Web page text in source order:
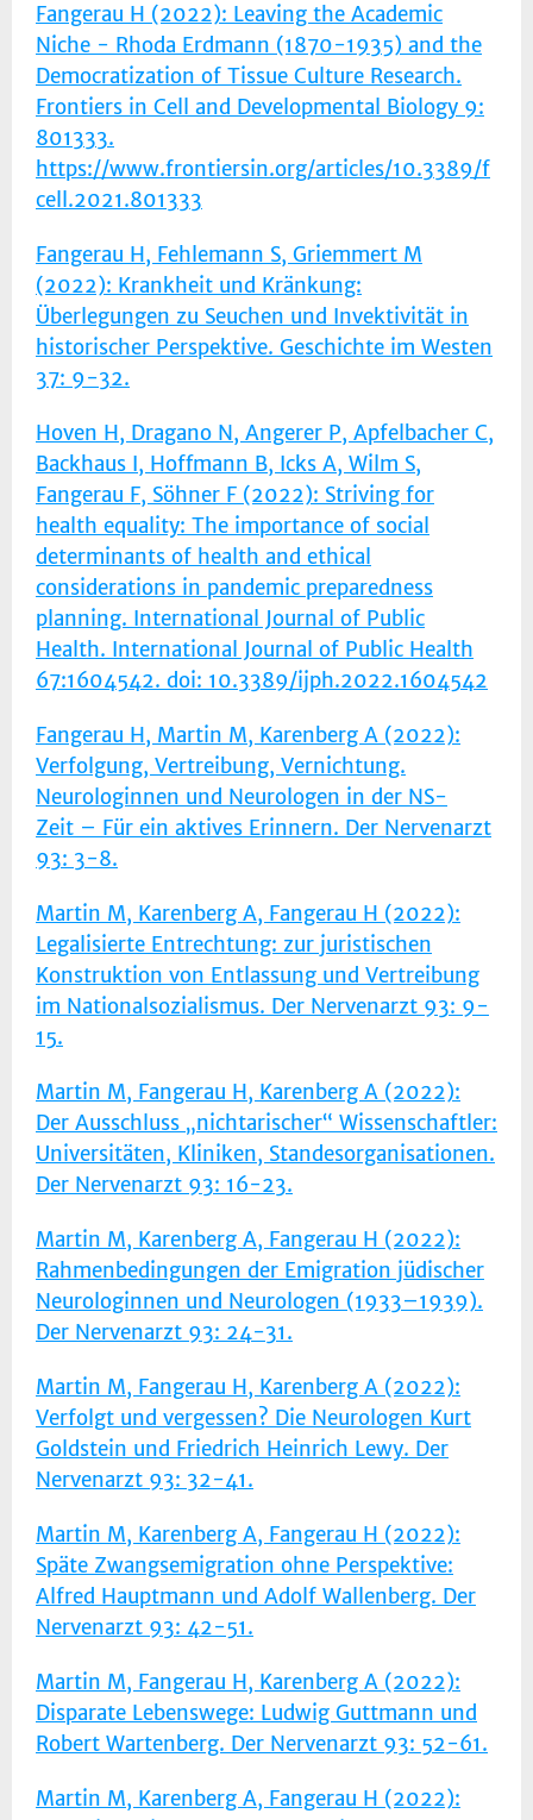
Fangerau H (2022): Leaving the Academic
Niche - Rhoda Erdmann (1870-1935) and the
Democratization of Tissue Culture Research.
Frontiers in Cell and Developmental Biology 9:
801333.
https://www.frontiersin.org/articles/10.3389/f
cell.2021.801333
Fangerau H, Fehlemann S, Griemmert M
(2022): Krankheit und Kränkung:
Überlegungen zu Seuchen und Invektivität in
historischer Perspektive. Geschichte im Westen
37: 9-32.
Hoven H, Dragano N, Angerer P, Apfelbacher C,
Backhaus I, Hoffmann B, Icks A, Wilm S,
Fangerau F, Söhner F (2022): Striving for
health equality: The importance of social
determinants of health and ethical
considerations in pandemic preparedness
planning. International Journal of Public
Health. International Journal of Public Health
67:1604542. doi: 10.3389/ijph.2022.1604542
Fangerau H, Martin M, Karenberg A (2022):
Verfolgung, Vertreibung, Vernichtung.
Neurologinnen und Neurologen in der NS-
Zeit – Für ein aktives Erinnern. Der Nervenarzt
93: 3-8.
Martin M, Karenberg A, Fangerau H (2022):
Legalisierte Entrechtung: zur juristischen
Konstruktion von Entlassung und Vertreibung
im Nationalsozialismus. Der Nervenarzt 93: 9-
15.
Martin M, Fangerau H, Karenberg A (2022):
Der Ausschluss „nichtarischer“ Wissenschaftler:
Universitäten, Kliniken, Standesorganisationen.
Der Nervenarzt 93: 16-23.
Martin M, Karenberg A, Fangerau H (2022):
Rahmenbedingungen der Emigration jüdischer
Neurologinnen und Neurologen (1933–1939).
Der Nervenarzt 93: 24-31.
Martin M, Fangerau H, Karenberg A (2022):
Verfolgt und vergessen? Die Neurologen Kurt
Goldstein und Friedrich Heinrich Lewy. Der
Nervenarzt 93: 32-41.
Martin M, Karenberg A, Fangerau H (2022):
Späte Zwangsemigration ohne Perspektive:
Alfred Hauptmann und Adolf Wallenberg. Der
Nervenarzt 93: 42-51.
Martin M, Fangerau H, Karenberg A (2022):
Disparate Lebenswege: Ludwig Guttmann und
Robert Wartenberg. Der Nervenarzt 93: 52-61.
Martin M, Karenberg A, Fangerau H (2022):